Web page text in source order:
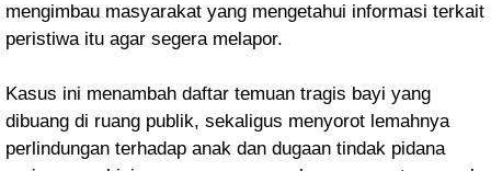
mengimbau masyarakat yang mengetahui informasi terkait
peristiwa itu agar segera melapor.
Kasus ini menambah daftar temuan tragis bayi yang
dibuang di ruang publik, sekaligus menyorot lemahnya
perlindungan terhadap anak dan dugaan tindak pidana